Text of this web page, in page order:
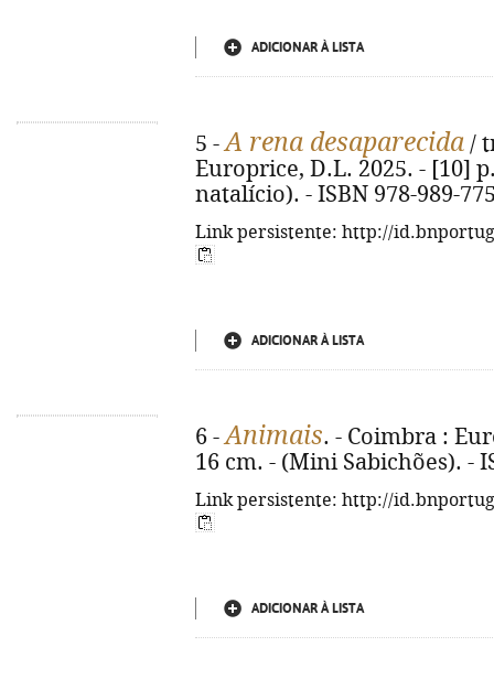
ADICIONAR À LISTA
5 -A rena desaparecida /
Europrice, D.L. 2025. - [10]
natalício). - ISBN 978-989-
Link persistente: http://
ADICIONAR À LISTA
6 -Animais. - Coimbra :
16 cm. - (Mini Sabichões). -
Link persistente: http://
ADICIONAR À LISTA